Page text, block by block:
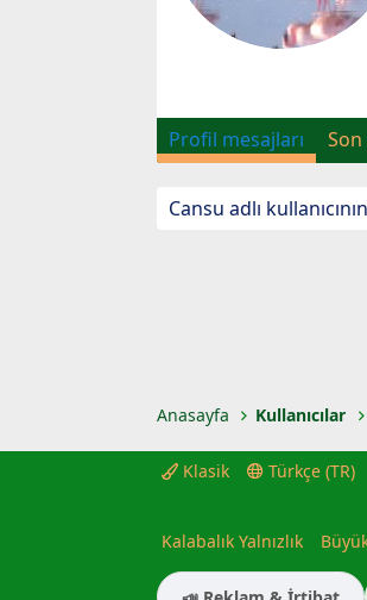
Profil mesajları
Cansu adlı
Anasayfa Kullanıcılar
Klasik Türkçe (TR)
Kalabalık Yalnızlık